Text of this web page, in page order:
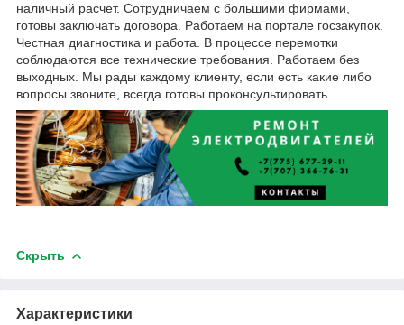
наличный расчет. Сотрудничаем с большими фирмами,
готовы заключать договора. Работаем на портале госзакупок.
Честная диагностика и работа. В процессе перемотки
соблюдаются все технические требования. Работаем без
выходных. Мы рады каждому клиенту, если есть какие либо
вопросы звоните, всегда готовы проконсультировать.
Скрыть
Характеристики